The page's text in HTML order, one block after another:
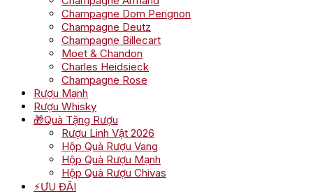
Champagne Dom Perignon
Champagne Deutz
Champagne Billecart
Moet & Chandon
Charles Heidsieck
Champagne Rose
Rượu Mạnh
Rượu Whisky
🎁Quà Tặng Rượu
Rượu Linh Vật 2026
Hộp Quà Rượu Vang
Hộp Quà Rượu Mạnh
Hộp Quà Rượu Chivas
⚡ƯU ĐÃI